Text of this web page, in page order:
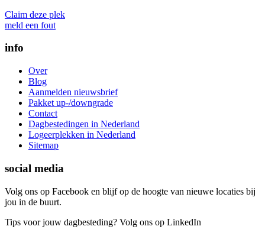
Claim deze plek
meld een fout
info
Over
Blog
Aanmelden nieuwsbrief
Pakket up-/downgrade
Contact
Dagbestedingen in Nederland
Logeerplekken in Nederland
Sitemap
social media
Volg ons op Facebook en blijf op de hoogte van nieuwe locaties bij
jou in de buurt.
Tips voor jouw dagbesteding? Volg ons op LinkedIn